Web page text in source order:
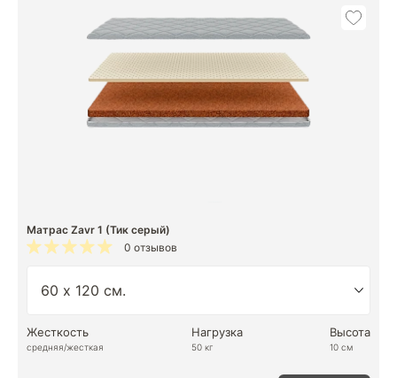
Матрас Zavr 1 (Тик серый)
0 отзывов
Жесткость
средняя/жесткая
Нагрузка
50 кг
Высота
10 см